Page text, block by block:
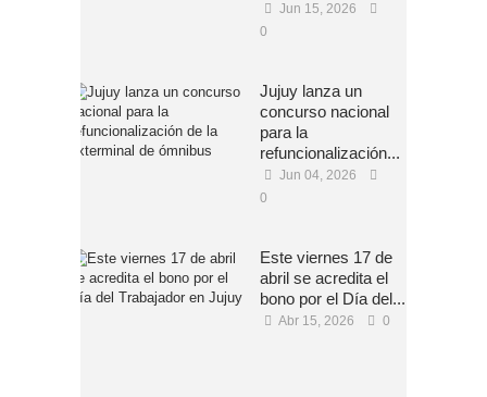
Jun 15, 2026
0
Jujuy lanza un
concurso nacional
para la
refuncionalización...
Jun 04, 2026
0
Este viernes 17 de
abril se acredita el
bono por el Día del...
Abr 15, 2026 0